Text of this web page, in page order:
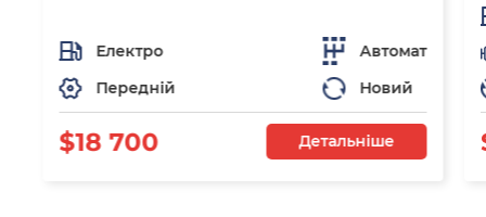
Електро
Автомат
Передній
Новий
$18 700 Детальніше